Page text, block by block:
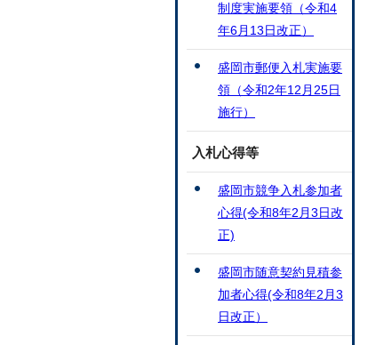
制度実施要領（令和4
年6月13日改正）
盛岡市郵便入札実施要
領（令和2年12月25日
施行）
入札心得等
盛岡市競争入札参加者
心得(令和8年2月3日改
正)
盛岡市随意契約見積参
加者心得(令和8年2月3
日改正）